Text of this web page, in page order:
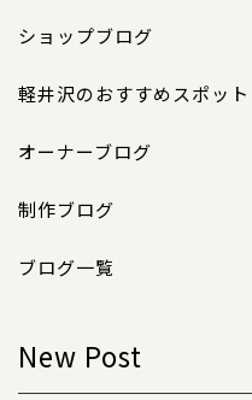
店舗情報
卸業者様へ
モデルさん募集中！
軽井沢わんストーンへ
SHOP ショップ
ショップブログ
軽井沢のおすすめスポット
オーナーブログ
制作ブログ
ブログ一覧
New Post